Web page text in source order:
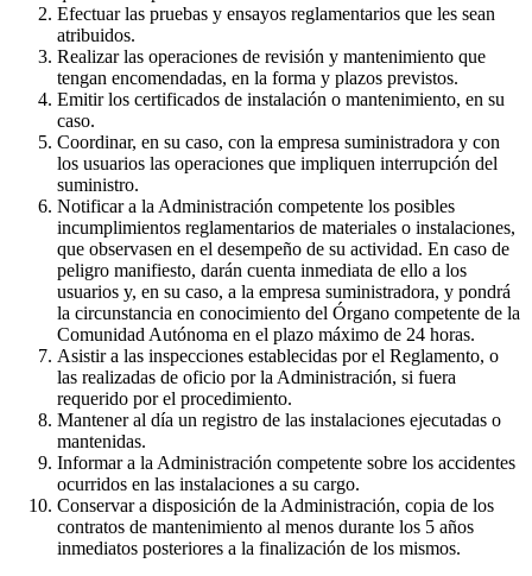
Efectuar las pruebas y ensayos reglamentarios que les sean
atribuidos.
Realizar las operaciones de revisión y mantenimiento que
tengan encomendadas, en la forma y plazos previstos.
Emitir los certificados de instalación o mantenimiento, en su
caso.
Coordinar, en su caso, con la empresa suministradora y con
los usuarios las operaciones que impliquen interrupción del
suministro.
Notificar a la Administración competente los posibles
incumplimientos reglamentarios de materiales o instalaciones,
que observasen en el desempeño de su actividad. En caso de
peligro manifiesto, darán cuenta inmediata de ello a los
usuarios y, en su caso, a la empresa suministradora, y pondrá
la circunstancia en conocimiento del Órgano competente de la
Comunidad Autónoma en el plazo máximo de 24 horas.
Asistir a las inspecciones establecidas por el Reglamento, o
las realizadas de oficio por la Administración, si fuera
requerido por el procedimiento.
Mantener al día un registro de las instalaciones ejecutadas o
mantenidas.
Informar a la Administración competente sobre los accidentes
ocurridos en las instalaciones a su cargo.
Conservar a disposición de la Administración, copia de los
contratos de mantenimiento al menos durante los 5 años
inmediatos posteriores a la finalización de los mismos.